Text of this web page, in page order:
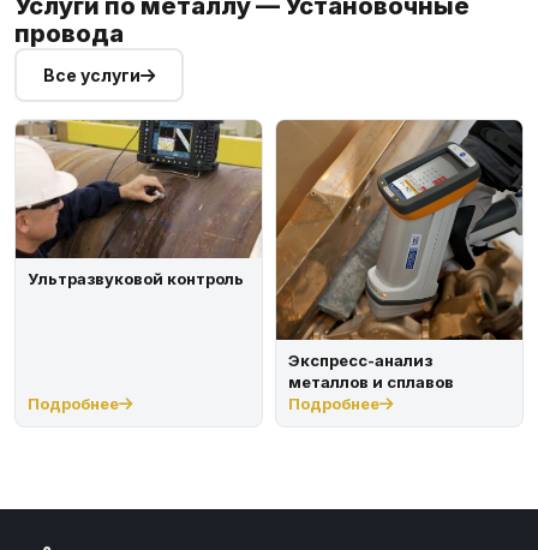
Услуги по металлу — Установочные
провода
Все услуги
Ультразвуковой контроль
Подробнее
Экспресс-анализ
металлов и сплавов
Подробнее